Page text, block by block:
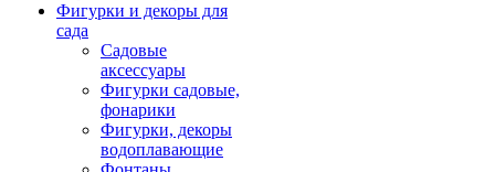
Фигурки и декоры для
сада
Садовые
аксессуары
Фигурки садовые,
фонарики
Фигурки, декоры
водоплавающие